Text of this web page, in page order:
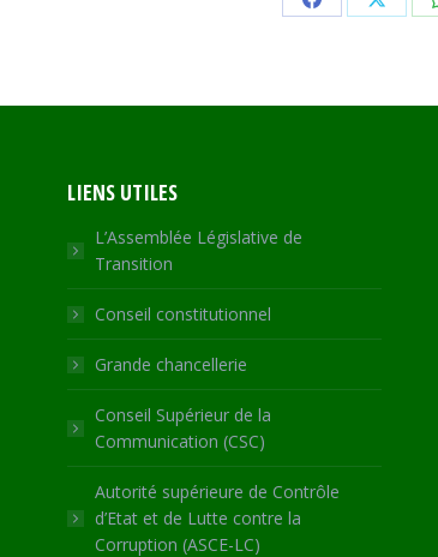
Share Share
LIENS UTILES
L’Assemblée Législative de
Transition
Conseil constitutionnel
Grande chancellerie
Conseil Supérieur de la
Communication (CSC)
Autorité supérieure de Contrôle
d’Etat et de Lutte contre la
Corruption (ASCE-LC)